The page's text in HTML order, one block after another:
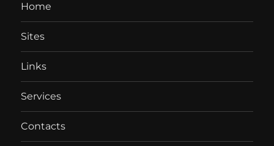
Home
Sites
Links
Services
Contacts